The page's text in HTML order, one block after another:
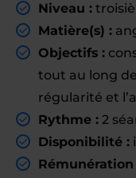
Niveau :
Matière(s) :
Objectifs :
tout au long
régularité et
Rythme : 2
Disponibilité :
Rémunération